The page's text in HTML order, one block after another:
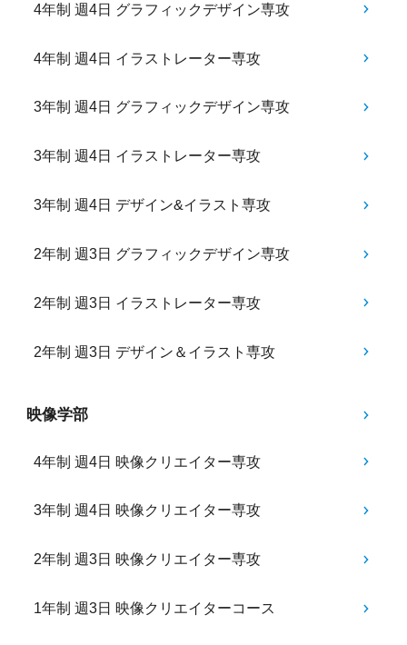
4年制 週4日 グラフィックデザイン専攻
4年制 週4日 イラストレーター専攻
3年制 週4日 グラフィックデザイン専攻
3年制 週4日 イラストレーター専攻
3年制 週4日 デザイン&イラスト専攻
2年制 週3日 グラフィックデザイン専攻
2年制 週3日 イラストレーター専攻
2年制 週3日 デザイン＆イラスト専攻
映像学部
4年制 週4日 映像クリエイター専攻
3年制 週4日 映像クリエイター専攻
2年制 週3日 映像クリエイター専攻
1年制 週3日 映像クリエイターコース